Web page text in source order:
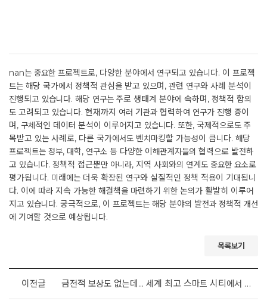
nan는 중요한 프로젝트로, 다양한 분야에서 연구되고 있습니다. 이 프로젝
트는 해당 국가에서 정책적 관심을 받고 있으며, 관련 연구와 사례 분석이
진행되고 있습니다. 해당 연구는 주로 생태계 분야에 속하며, 정책적 함의
도 고려되고 있습니다. 현재까지 여러 기관과 협력하여 연구가 진행 중이
며, 구체적인 데이터 분석이 이루어지고 있습니다. 또한, 국제적으로도 주
목받고 있는 사례로, 다른 국가에서도 벤치마킹할 가능성이 큽니다. 해당
프로젝트는 정부, 대학, 연구소 등 다양한 이해관계자들의 협력으로 발전하
고 있습니다. 정책적 접근뿐만 아니라, 지역 사회와의 연계도 중요한 요소로
평가됩니다. 미래에는 더욱 확장된 연구와 실질적인 정책 적용이 기대됩니
다. 이에 따라 지속 가능한 해결책을 마련하기 위한 논의가 활발히 이루어
지고 있습니다. 궁극적으로, 이 프로젝트는 해당 분야의 발전과 정책적 개선
에 기여할 것으로 예상됩니다.
목록보기
이전글 금전적 보상도 없는데... 세계 최고 스마트 시티에서 벌어지는 일 [정책 실험과 행정 혁신 ③] 스마트 칼라사타마가 우리에게 던지는 물음